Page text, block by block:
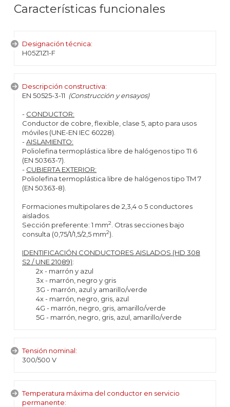
Características funcionales
Designación técnica:
H05Z1Z1-F
Descripción constructiva:
EN 50525-3-11 (Construcción y ensayos)
- CONDUCTOR:
Conductor de cobre, flexible, clase 5, apto para usos
móviles (UNE-EN IEC 60228).
-AISLAMIENTO:
Poliolefina termoplástica libre de halógenos tipo TI 6
(EN 50363-7).
- CUBIERTA EXTERIOR:
Poliolefina termoplástica libre de halógenos tipo TM 7
(EN 50363-8).
Formaciones multipolares de 2,3,4 o 5 conductores
aislados.
Sección preferente: 1 mm2
. Otras secciones bajo
consulta (0,75/1/1,5/2,5 mm2).
IDENTIFICACIÓN CONDUCTORES AISLADOS (HD 308
S2 / UNE 21089):
2x - marrón y azul
3x - marrón, negro y gris
3G - marrón, azul y amarillo/verde
4x - marrón, negro, gris, azul
4G - marrón, negro, gris, amarillo/verde
5G - marrón, negro, gris, azul, amarillo/verde
Tensión nominal:
300/500 V
Temperatura máxima del conductor en servicio
permanente: